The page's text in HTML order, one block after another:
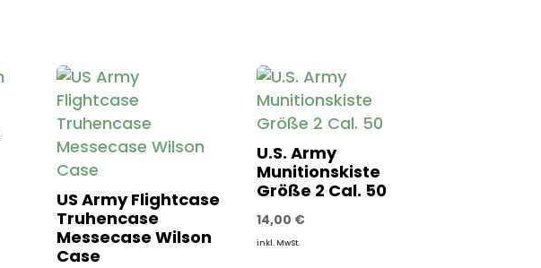
US Army Flightcase
Truhencase
Messecase Wilson
Case
U.S. Army
Munitionskiste
Größe 2 Cal. 50
14,00 €
inkl. MwSt.